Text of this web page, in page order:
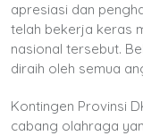
apresiasi dan
telah bekerja keras
nasional tersebut.
diraih oleh semua
Kontingen Provinsi
cabang olahraga